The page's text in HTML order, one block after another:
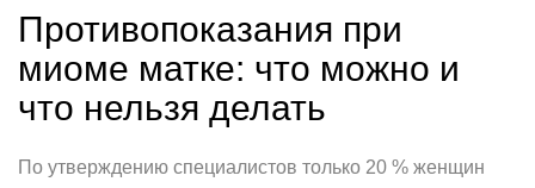
Противопоказания при
миоме матке: что можно и
что нельзя делать
По утверждению специалистов только 20 % женщин